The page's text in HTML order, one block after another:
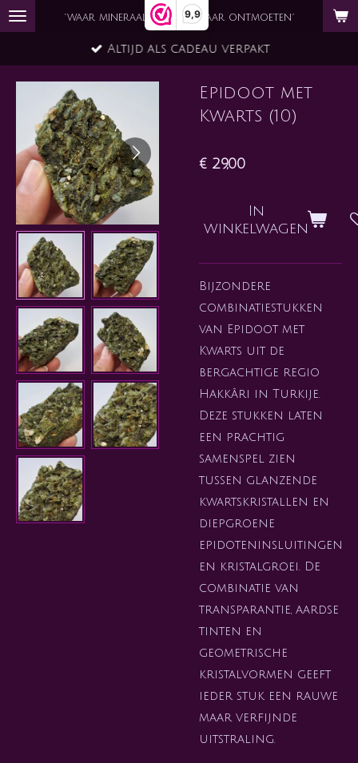
9,9
Ga
de
hoofdinhoud
`waar mineraal en ziel elkaar ontmoeten´
Altijd als cadeau verpakt
Epidoot met
Kwarts (10)
€ 29,00
In
winkelwagen
Bijzondere
combinatiestukken
van Epidoot met
Kwarts uit de
bergachtige regio
Hakkâri in Turkije.
Deze stukken laten
een prachtig
samenspel zien
tussen glanzende
kwartskristallen en
diepgroene
epidoteninsluitingen
en kristalgroei. De
combinatie van
transparantie, aardse
tinten en
geometrische
kristalvormen geeft
ieder stuk een rauwe
maar verfijnde
uitstraling.